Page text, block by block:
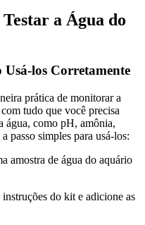
a Água do
Usá-los Corretamente
prática de monitorar a
tudo que você precisa
água, como pH, amônia,
passo simples para usá-los:
amostra de água do aquário
instruções do kit e adicione as